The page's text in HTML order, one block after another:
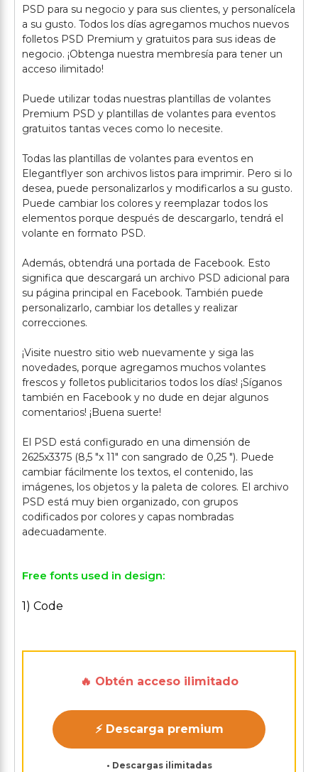
PSD para su negocio y para sus clientes, y personalícela
a su gusto. Todos los días agregamos muchos nuevos
folletos PSD Premium y gratuitos para sus ideas de
negocio. ¡Obtenga nuestra membresía para tener un
acceso ilimitado!
Puede utilizar todas nuestras plantillas de volantes
Premium PSD y plantillas de volantes para eventos
gratuitos tantas veces como lo necesite.
Todas las plantillas de volantes para eventos en
Elegantflyer son archivos listos para imprimir. Pero si lo
desea, puede personalizarlos y modificarlos a su gusto.
Puede cambiar los colores y reemplazar todos los
elementos porque después de descargarlo, tendrá el
volante en formato PSD.
Además, obtendrá una portada de Facebook. Esto
significa que descargará un archivo PSD adicional para
su página principal en Facebook. También puede
personalizarlo, cambiar los detalles y realizar
correcciones.
¡Visite nuestro sitio web nuevamente y siga las
novedades, porque agregamos muchos volantes
frescos y folletos publicitarios todos los días! ¡Síganos
también en Facebook y no dude en dejar algunos
comentarios! ¡Buena suerte!
El PSD está configurado en una dimensión de
2625x3375 (8,5 "x 11" con sangrado de 0,25 "). Puede
cambiar fácilmente los textos, el contenido, las
imágenes, los objetos y la paleta de colores. El archivo
PSD está muy bien organizado, con grupos
codificados por colores y capas nombradas
Free fonts used in design:
1) Code
🔥 Obtén acceso ilimitado
⚡ Descarga premium
• Descargas ilimitadas